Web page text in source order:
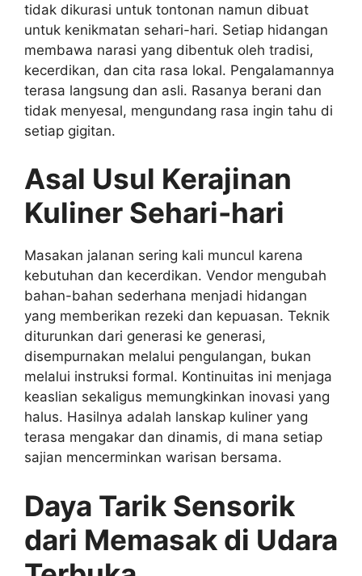
tidak dikurasi untuk tontonan namun dibuat
untuk kenikmatan sehari-hari. Setiap hidangan
membawa narasi yang dibentuk oleh tradisi,
kecerdikan, dan cita rasa lokal. Pengalamannya
terasa langsung dan asli. Rasanya berani dan
tidak menyesal, mengundang rasa ingin tahu di
setiap gigitan.
Asal Usul Kerajinan
Kuliner Sehari-hari
Masakan jalanan sering kali muncul karena
kebutuhan dan kecerdikan. Vendor mengubah
bahan-bahan sederhana menjadi hidangan
yang memberikan rezeki dan kepuasan. Teknik
diturunkan dari generasi ke generasi,
disempurnakan melalui pengulangan, bukan
melalui instruksi formal. Kontinuitas ini menjaga
keaslian sekaligus memungkinkan inovasi yang
halus. Hasilnya adalah lanskap kuliner yang
terasa mengakar dan dinamis, di mana setiap
sajian mencerminkan warisan bersama.
Daya Tarik Sensorik
dari Memasak di Udara